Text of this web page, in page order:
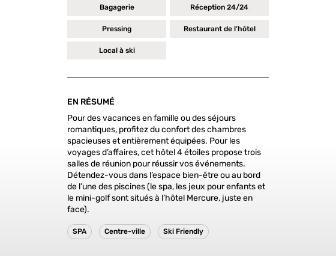
Bagagerie Réception 24/24
Pressing Restaurant de l’hôtel
Local à ski
EN RÉSUMÉ
Pour des vacances en famille ou des séjours
romantiques, profitez du confort des chambres
spacieuses et entièrement équipées. Pour les
voyages d’affaires, cet hôtel 4 étoiles propose trois
salles de réunion pour réussir vos événements.
Détendez-vous dans l’espace bien-être ou au bord
de l’une des piscines (le spa, les jeux pour enfants et
le mini-golf sont situés à l’hôtel Mercure, juste en
face).
SPA Centre-ville Ski Friendly